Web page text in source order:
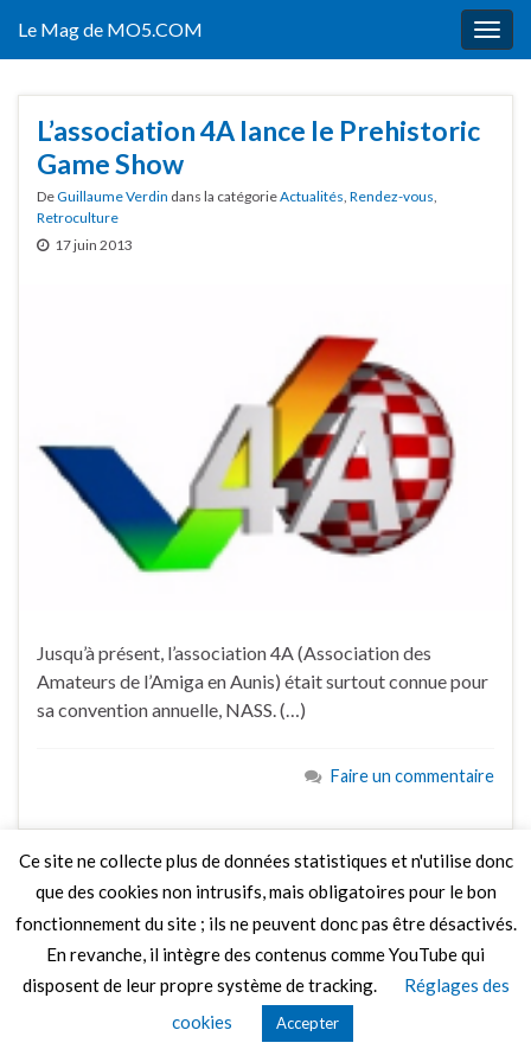
Le Mag de MO5.COM
L’association 4A lance le Prehistoric
Game Show
DeGuillaume Verdin dans la catégorieActualités, Rendez-vous,
Retroculture
17 juin 2013
Jusqu’à présent, l’association 4A (Association des
Amateurs de l’Amiga en Aunis) était surtout connue pour
sa convention annuelle, NASS. (…)
Faire un commentaire
© 2026 Le Mag de MO5.COM.
Construit avec
par Thèmes Graphene
Ce site ne collecte plus de données statistiques et n'utilise donc
que des cookies non intrusifs, mais obligatoires pour le bon
fonctionnement du site ; ils ne peuvent donc pas être désactivés.
En revanche, il intègre des contenus comme YouTube qui
disposent de leur propre système de tracking.
Réglages des
cookies
Accepter